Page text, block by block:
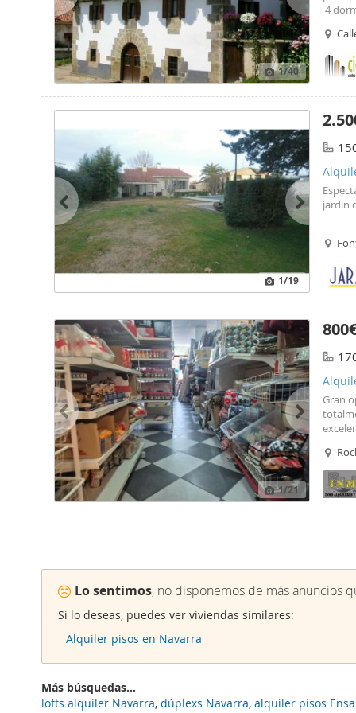
1/40
4
1/19
jardin
1/21
Gran
vigor
y
de las
Lo sentimos, no disponemos de más anuncios
Si lo deseas, puedes ver viviendas similares:
Alquiler pisos en Navarra
Más búsquedas...
lofts alquiler Navarra, dúplexs Navarra, alquiler pisos